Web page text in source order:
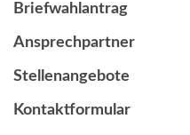
Briefwahlantrag
Ansprechpartner
Stellenangebote
Kontaktformular